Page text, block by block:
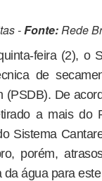
-Fonte:Rede
feira (2), o
de
(PSDB). De
a mais do
Sistema
porém,
da água para